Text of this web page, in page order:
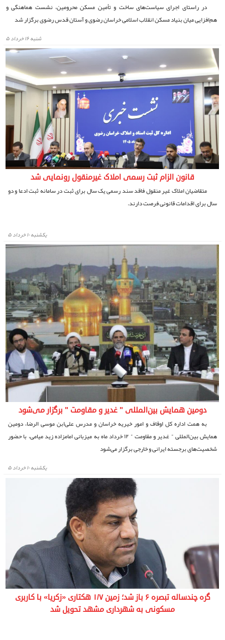
در راستای اجرای سیاست‌های ساخت و تأمین مسکن محرومین، نشست هماهنگی و
هم‌افزایی میان بنیاد مسکن انقلاب اسلامی خراسان رضوی و آستان قدس رضوی برگزار شد
شنبه ۱۶ خرداد ۵
قانون الزام ثبت رسمی املاک غیرمنقول رونمایی شد
متقاضیان املاک غیر منقول فاقد سند رسمی یک سال برای ثبت در سامانه ثبت ادعا و دو
سال برای اقدامات قانونی فرصت دارند.
يكشنبه ۱۰ خرداد ۵
دومین همایش بین‌المللی " غدیر و مقاومت " برگزار می‌شود
به همت اداره کل اوقاف و امور خیریه خراسان و مدرس علی‌ابن موسی الرضا، دومین
همایش بین‌المللی " غدیر و مقاومت " ۱۲ خرداد ماه به میزبانی امامزاده زید میامی، با حضور
شخصیت‌های برجسته ایرانی و خارجی برگزار می‌شود
يكشنبه ۱۰ خرداد ۵
گره چندساله تبصره ۶ باز شد؛ زمین ۱/۷ هکتاری «زکریا» با کاربری
مسکونی به شهرداری مشهد تحویل شد